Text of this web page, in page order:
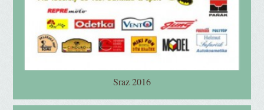
Sraz 2016